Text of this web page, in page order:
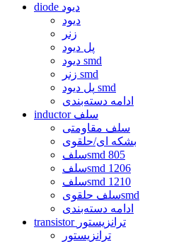
diode دیود
دیود
زنر
پل دیود
دیود smd
زنر smd
پل دیود smd
ادامه دسته‌بندی
inductor سلف
سلف مقاومتی
بشکه ای/حلقوی
سلفsmd 805
سلفsmd 1206
سلفsmd 1210
سلف حلقویsmd
ادامه دسته‌بندی
transistor ترانزیستور
ترانزیستور